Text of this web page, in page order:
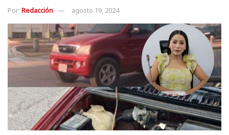
Por: Redacción agosto 19, 2024